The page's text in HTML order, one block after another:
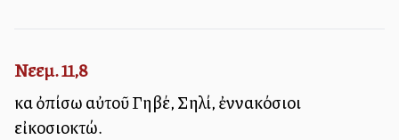
Νεεμ. 11,8
καὶ ὀπίσω αὐτοῦ Γηβέ, Σηλί, ἐννακόσιοι
εἰκοσιοκτώ.